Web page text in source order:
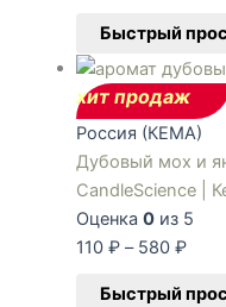
Быстрый
хит продаж
Россия (КЕМА)
Дубовый мох и
CandleScience |
Оценка 0из 5
110 ₽ – 580 ₽
Быстрый